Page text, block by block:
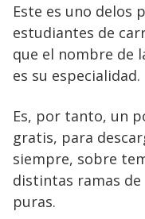
Este es uno delos
estudiantes de
que el nombre de
es su especialidad.
Es, por tanto, un
gratis, para
siempre, sobre
distintas ramas de
puras.